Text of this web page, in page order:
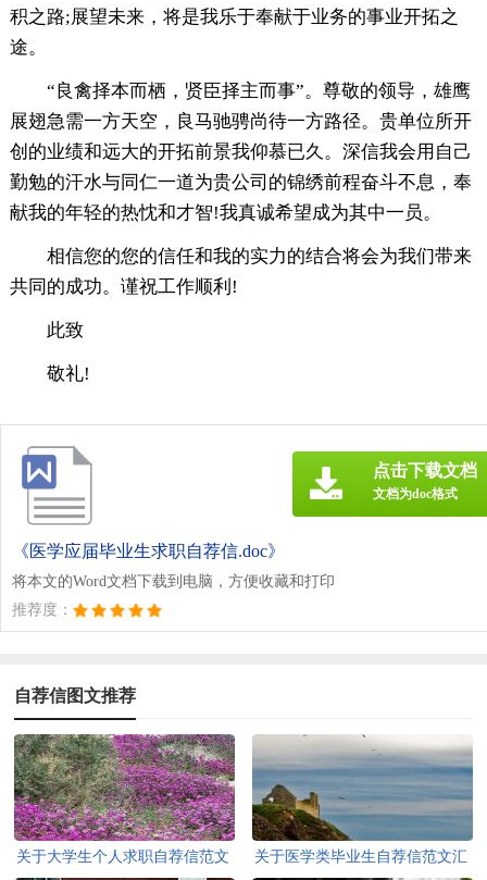
积之路;展望未来，将是我乐于奉献于业务的事业开拓之
途。
“良禽择本而栖，贤臣择主而事”。尊敬的领导，雄鹰
展翅急需一方天空，良马驰骋尚待一方路径。贵单位所开
创的业绩和远大的开拓前景我仰慕已久。深信我会用自己
勤勉的汗水与同仁一道为贵公司的锦绣前程奋斗不息，奉
献我的年轻的热忱和才智!我真诚希望成为其中一员。
相信您的您的信任和我的实力的结合将会为我们带来
共同的成功。谨祝工作顺利!
此致
敬礼!
《医学应届毕业生求职自荐信.doc》
将本文的Word文档下载到电脑，方便收藏和打印
推荐度：
点击下载文档
文档为doc格式
自荐信图文推荐
关于大学生个人求职自荐信范文
关于医学类毕业生自荐信范文汇